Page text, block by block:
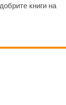
книги на